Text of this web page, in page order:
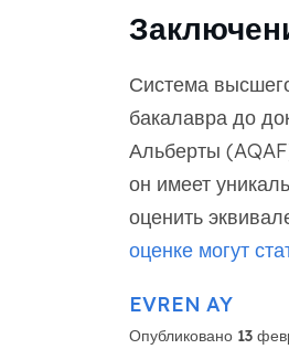
Система
бакалавра до
Альберты
он имеет
оценить
оценке могут
EVREN AY
Опубликовано 13